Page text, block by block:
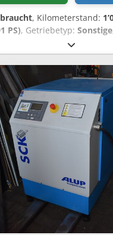
, Kilometerstand:
PS), Getriebetyp: Sonstige
, Baujahr:
775mm! 2x 4-
2-Stufig Typ HL1785
ZUBEHÖRANGABEN
Zwischenverkauf und